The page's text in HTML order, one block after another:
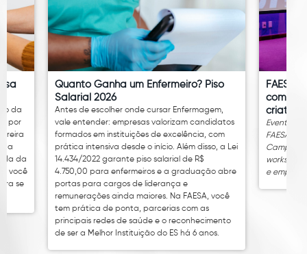
da
por
da
você
se
Quanto Ganha um Enfermeiro? Piso
Salarial 2026
Antes de escolher onde cursar Enfermagem,
vale entender: empresas valorizam candidatos
formados em instituições de excelência, com
prática intensiva desde o início. Além disso, a Lei
14.434/2022 garante piso salarial de R$
4.750,00 para enfermeiros e a graduação abre
portas para cargos de liderança e
remunerações ainda maiores. Na FAESA, você
tem prática de ponta, parcerias com as
principais redes de saúde e o reconhecimento
de ser a Melhor Instituição do ES há 6 anos.
FAESA
com
Evento
FAESA
Campus
e